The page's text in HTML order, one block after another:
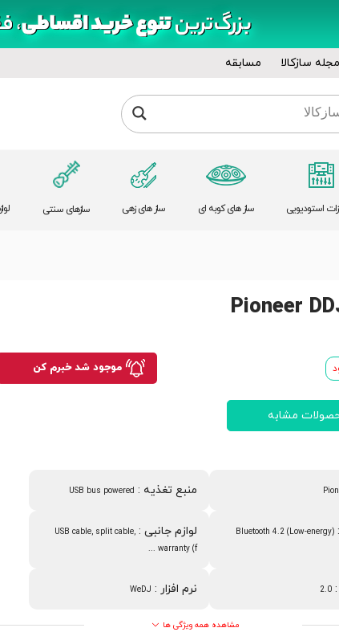
مجله سازکالا مسابقه
استودیویی ساز های کوبه ای ساز های زهی سازهای سنتی
Pioneer
موجود شد خبرم کن
مشابه
منبع تغذیه :
USB bus powered
Bluetooth 4.2 (Low-energy) لوازم جانبی:
USB cable, split cable,
warranty (f ...
2.0 نرم افزار :
WeDJ
مشاهده همه ویژگی ها